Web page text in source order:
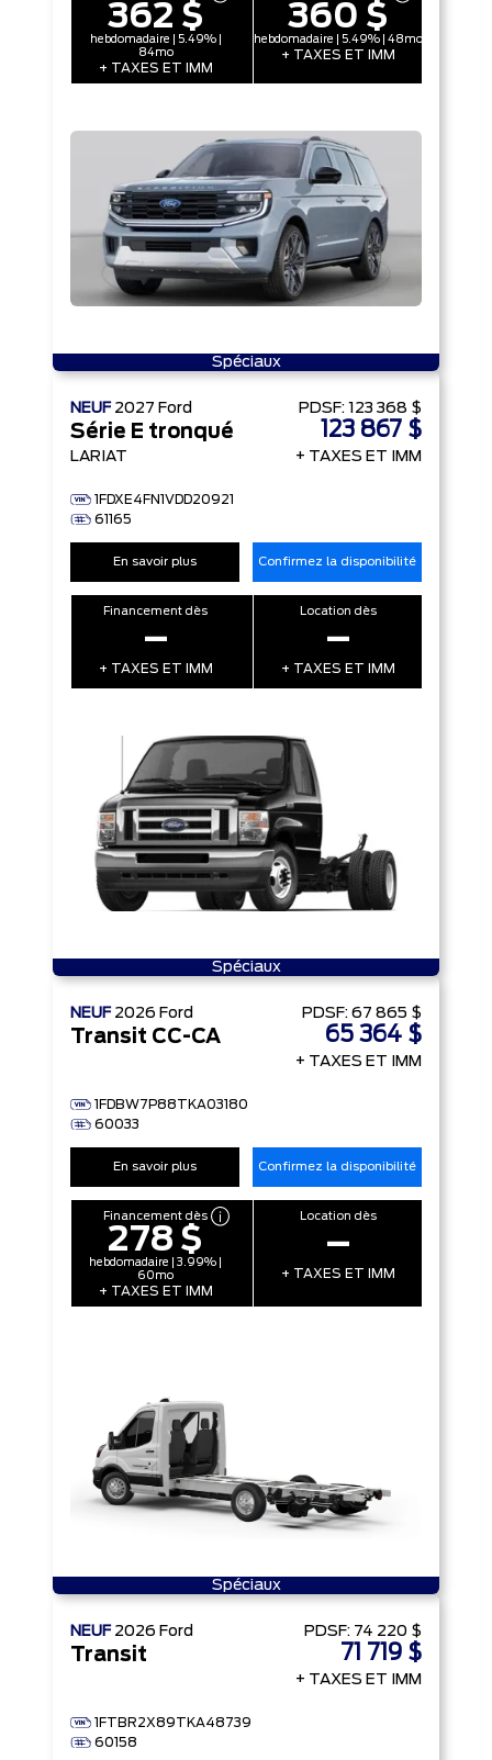
362 $
hebdomadaire | 5.49% |
84mo
+ TAXES ET IMM
360 $
hebdomadaire | 5.49% | 48mo
+ TAXES ET IMM
Spéciaux
NEUF 2027 Ford
Série E tronqué
LARIAT
1FDXE4FN1VDD20921
61165
PDSF: 123 368 $
123 867 $
+ TAXES ET IMM
En savoir plus Confirmez la disponibilité
Financement dès
–
+ TAXES ET IMM
Location dès
–
+ TAXES ET IMM
Spéciaux
NEUF 2026 Ford
Transit CC-CA
1FDBW7P88TKA03180
60033
PDSF: 67 865 $
65 364 $
+ TAXES ET IMM
En savoir plus Confirmez la disponibilité
Financement dès
278 $
hebdomadaire | 3.99% |
60mo
+ TAXES ET IMM
Location dès
–
+ TAXES ET IMM
Spéciaux
NEUF 2026 Ford
Transit
1FTBR2X89TKA48739
60158
PDSF: 74 220 $
71 719 $
+ TAXES ET IMM